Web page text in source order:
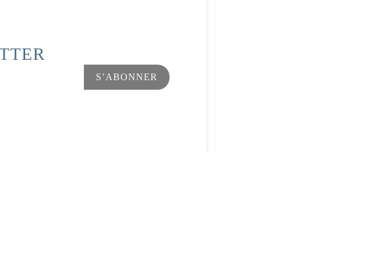
de confidentialité, en garantissant la conformité avec les réglementations.